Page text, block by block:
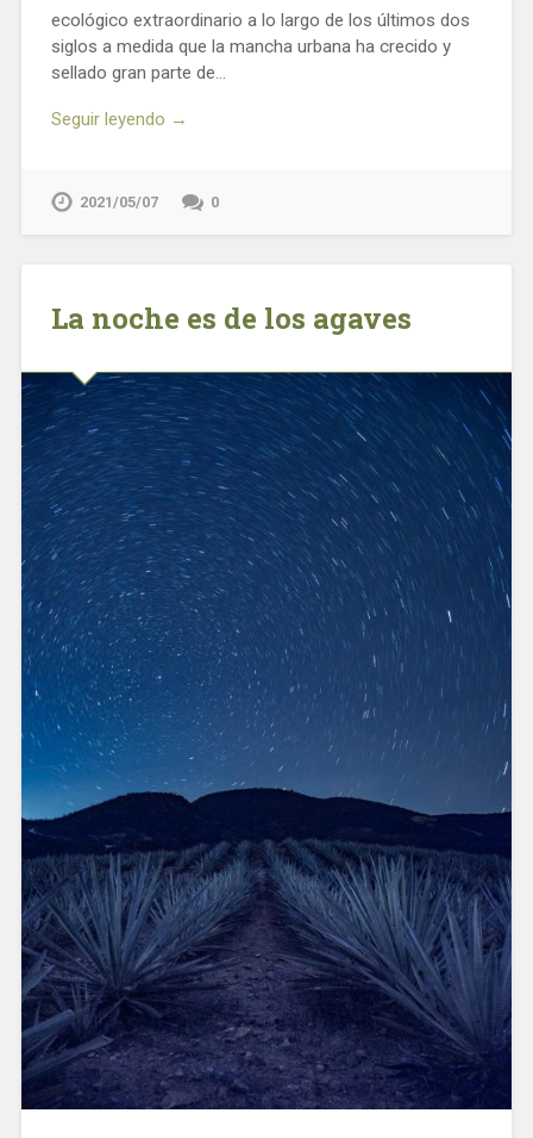
ecológico extraordinario a lo largo de los últimos dos
siglos a medida que la mancha urbana ha crecido y
sellado gran parte de…
Seguir leyendo →
2021/05/07 0
La noche es de los agaves